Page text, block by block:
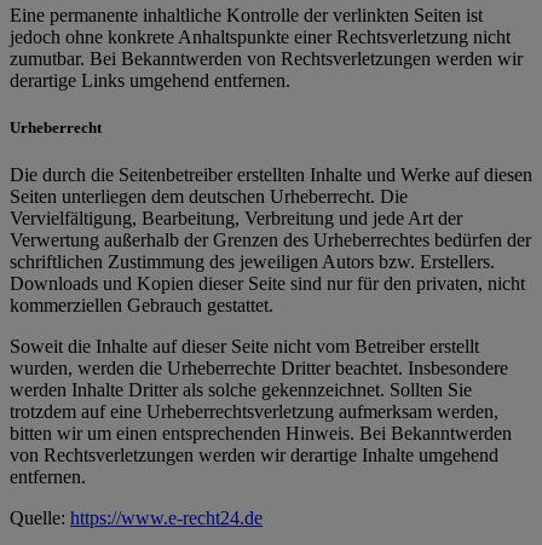
Eine permanente inhaltliche Kontrolle der verlinkten Seiten ist
jedoch ohne konkrete Anhaltspunkte einer Rechtsverletzung nicht
zumutbar. Bei Bekanntwerden von Rechtsverletzungen werden wir
derartige Links umgehend entfernen.
Urheberrecht
Die durch die Seitenbetreiber erstellten Inhalte und Werke auf diesen
Seiten unterliegen dem deutschen Urheberrecht. Die
Vervielfältigung, Bearbeitung, Verbreitung und jede Art der
Verwertung außerhalb der Grenzen des Urheberrechtes bedürfen der
schriftlichen Zustimmung des jeweiligen Autors bzw. Erstellers.
Downloads und Kopien dieser Seite sind nur für den privaten, nicht
kommerziellen Gebrauch gestattet.
Soweit die Inhalte auf dieser Seite nicht vom Betreiber erstellt
wurden, werden die Urheberrechte Dritter beachtet. Insbesondere
werden Inhalte Dritter als solche gekennzeichnet. Sollten Sie
trotzdem auf eine Urheberrechtsverletzung aufmerksam werden,
bitten wir um einen entsprechenden Hinweis. Bei Bekanntwerden
von Rechtsverletzungen werden wir derartige Inhalte umgehend
entfernen.
Quelle: https://www.e-recht24.de